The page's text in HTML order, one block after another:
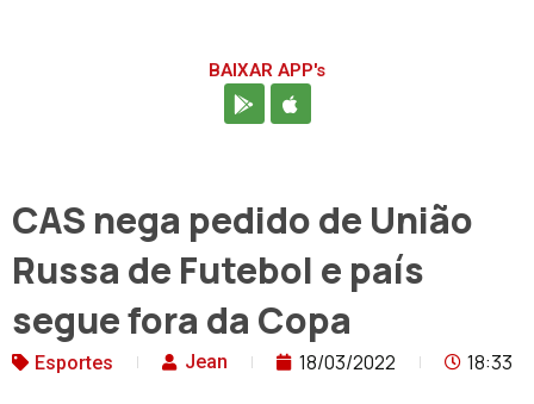
BAIXAR APP's
CAS nega pedido de União
Russa de Futebol e país
segue fora da Copa
Esportes Jean 18/03/2022 18:33